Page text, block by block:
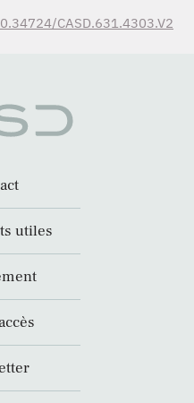
CASD.631.4303.V2
utiles